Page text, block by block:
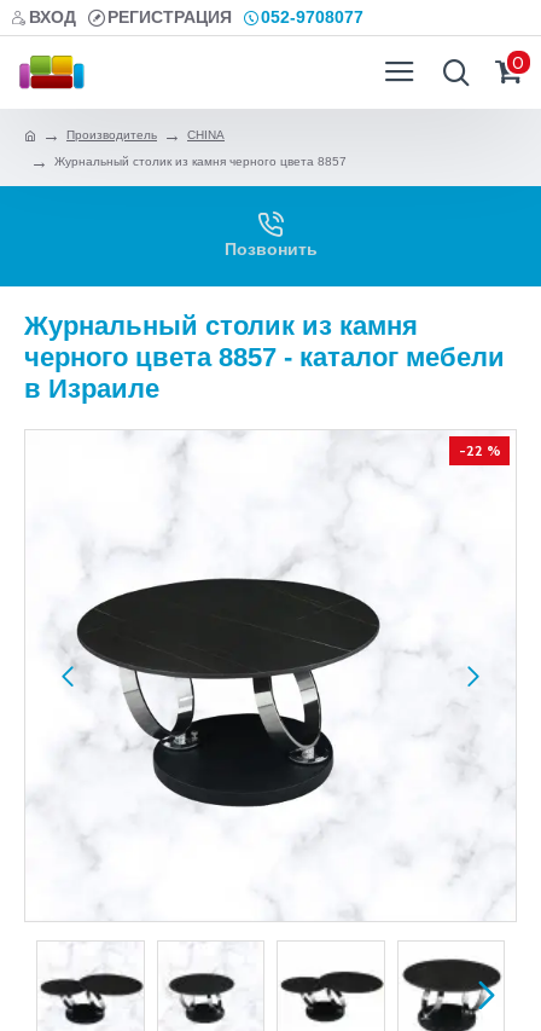
ВХОД РЕГИСТРАЦИЯ 052-9708077
0
Производитель
CHINA
Журнальный столик из камня черного цвета 8857
Позвонить
Журнальный столик из камня
черного цвета 8857 - каталог мебели
в Израиле
-22 %